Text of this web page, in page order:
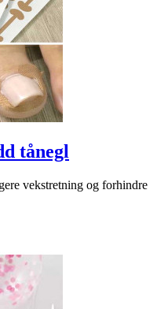
tånegl
vekst­retning og forhindre